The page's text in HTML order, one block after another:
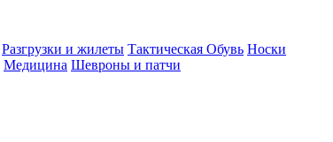
Разгрузки и жилеты Тактическая Обувь Носки
Медицина Шевроны и патчи